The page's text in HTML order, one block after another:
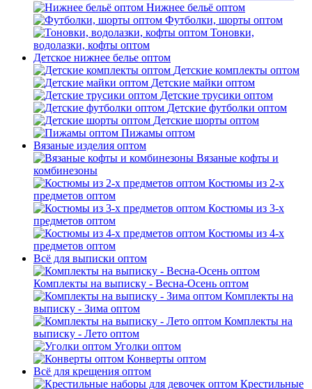
Нижнее бельё оптом
Футболки, шорты оптом
Тоновки,
водолазки, кофты оптом
Детское нижнее белье оптом
Детские комплекты оптом
Детские майки оптом
Детские трусики оптом
Детские футболки оптом
Детские шорты оптом
Пижамы оптом
Вязаные изделия оптом
Вязаные кофты и
комбинезоны
Костюмы из 2-х
предметов оптом
Костюмы из 3-х
предметов оптом
Костюмы из 4-х
предметов оптом
Всё для выписки оптом
Комплекты на выписку - Весна-Осень оптом
Комплекты на
выписку - Зима оптом
Комплекты на
выписку - Лето оптом
Уголки оптом
Конверты оптом
Всё для крещения оптом
Крестильные